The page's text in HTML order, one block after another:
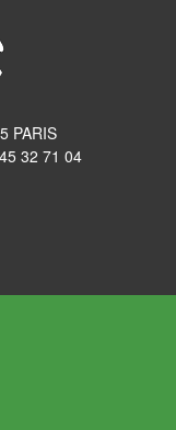
PARIS
32 71 04